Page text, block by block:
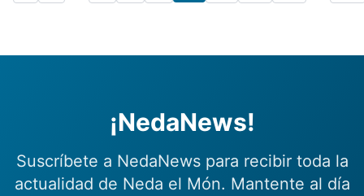
¡NedaNews!
Suscríbete a NedaNews para recibir toda la
actualidad de Neda el Món. Mantente al día